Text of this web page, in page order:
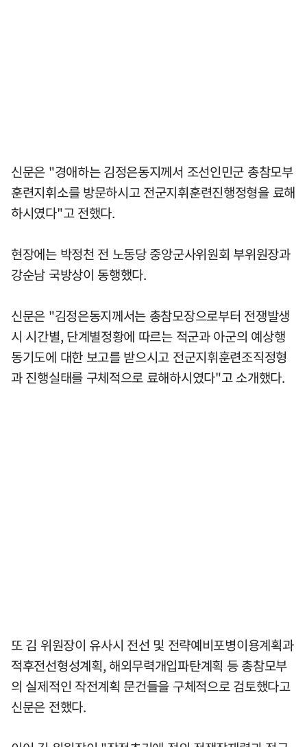
신문은 "경애하는 김정은동지께서 조선인민군 총참모부
훈련지휘소를 방문하시고 전군지휘훈련진행정형을 료해
하시였다"고 전했다.
현장에는 박정천 전 노동당 중앙군사위원회 부위원장과
강순남 국방상이 동행했다.
신문은 "김정은동지께서는 총참모장으로부터 전쟁발생
시 시간별, 단계별정황에 따르는 적군과 아군의 예상행
동기도에 대한 보고를 받으시고 전군지휘훈련조직정형
과 진행실태를 구체적으로 료해하시였다"고 소개했다.
또 김 위원장이 유사시 전선 및 전략예비포병이용계획과
적후전선형성계획, 해외무력개입파탄계획 등 총참모부
의 실제적인 작전계획 문건들을 구체적으로 검토했다고
신문은 전했다.